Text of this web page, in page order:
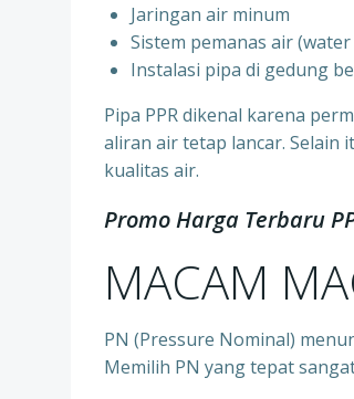
⁠Jaringan air minum
⁠Sistem pemanas air
⁠Instalasi pipa di gedung
Pipa PPR dikenal karena
aliran air tetap lancar. Selain
kualitas air.
Promo Harga Terbaru
MACAM
PN (Pressure Nominal)
Memilih PN yang tepat